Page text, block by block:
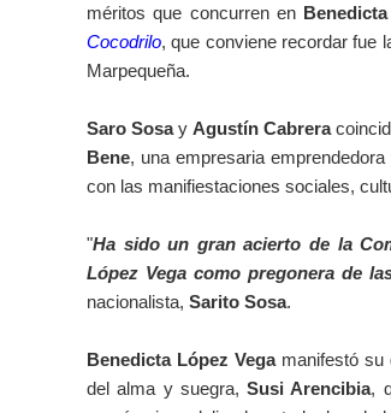
méritos que concurren en
Cocodrilo, que conviene recordar fue
Marpequeña.
Saro Sosay Agustín Cabrera
Bene, una empresaria
con las manifiestaciones sociales,
"Ha sido un gran acierto de la
López Vega como pregonera de
nacionalista, Sarito Sosa.
Benedicta López Vegamanifestó su
del alma y suegra,Susi Arencibia,